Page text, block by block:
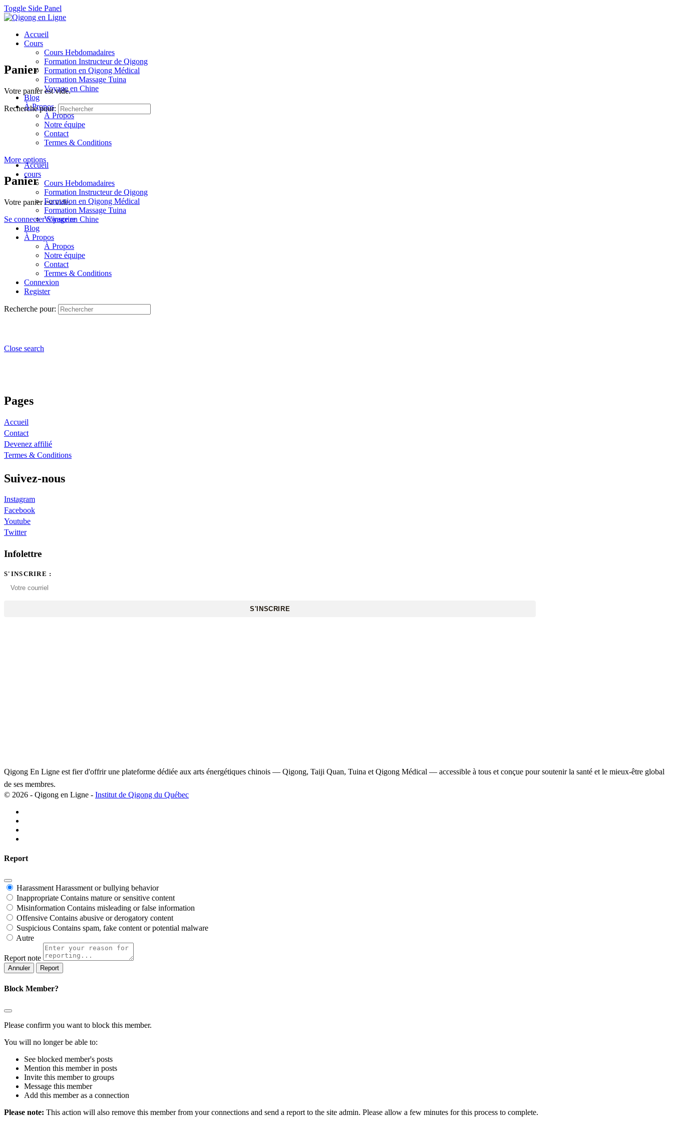
Toggle Side Panel
Accueil
Cours
Cours Hebdomadaires
Formation Instructeur de Qigong
Formation en Qigong Médical
Formation Massage Tuina
Voyage en Chine
Blog
À Propos
À Propos
Notre équipe
Contact
Termes & Conditions
More options
Panier
Votre panier est vide.
Se connecter S'inscrire
Panier
Votre panier est vide.
Recherche pour:
Accueil
cours
Cours Hebdomadaires
Formation Instructeur de Qigong
Formation en Qigong Médical
Formation Massage Tuina
Voyage en Chine
Blog
À Propos
À Propos
Notre équipe
Contact
Termes & Conditions
Connexion
Register
Recherche pour:
Close search
Pages
Accueil
Contact
Devenez affilié
Termes & Conditions
Suivez-nous
Instagram
Facebook
Youtube
Twitter
Infolettre
S'INSCRIRE :
S'INSCRIRE
Qigong En Ligne est fier d'offrir une plateforme dédiée aux arts énergétiques chinois — Qigong, Taiji Quan, Tuina et Qigong Médical — accessible à tous et conçue pour soutenir la santé et le mieux-être global
de ses membres.
© 2026 - Qigong en Ligne - Institut de Qigong du Québec
Report
Harassment Harassment or bullying behavior
Inappropriate Contains mature or sensitive content
Misinformation Contains misleading or false information
Offensive Contains abusive or derogatory content
Suspicious Contains spam, fake content or potential malware
Autre
Report note
Report
Block Member?
Please confirm you want to block this member.
You will no longer be able to:
See blocked member's posts
Mention this member in posts
Invite this member to groups
Message this member
Add this member as a connection
Please note: This action will also remove this member from your connections and send a report to the site admin. Please allow a few minutes for this process to complete.